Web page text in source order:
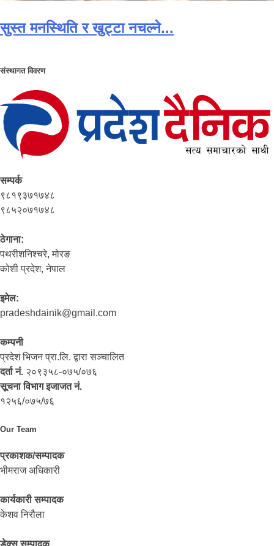
सुस्त मनस्थिति र खुट्टा नचल्ने...
संस्थागत विवरण
सम्पर्क
९८१९३७१७४८
९८५२०७१७४८
ठेगाना:
पथरीशनिश्‍चरे, मोरङ
कोशी प्रदेश, नेपाल
इमेल:
pradeshdainik@gmail.com
कम्पनी
प्रदेश भिजन प्रा.लि. द्वारा सञ्‍चालित
दर्ता नं. २०९३५८-०७५/०७६
सूचना विभाग इजाजत नं.
१२५६/०७५/७६
Our Team
प्रकाशक/सम्पादक
भीमराज अधिकारी
कार्यकारी सम्पादक
केशव निरौला
डेक्स सम्पादक